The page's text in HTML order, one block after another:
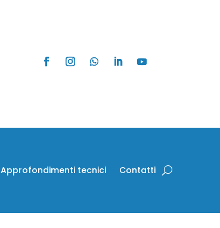
Approfondimenti tecnici Contatti